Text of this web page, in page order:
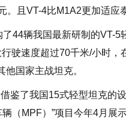
。且VT-4比M1A2更加适
44辆我国最新研制的VT-
驶速度超过70千米/小时
国家主战坦克。
鉴了我国15式轻型坦克的
（MPF）”项目今年4月